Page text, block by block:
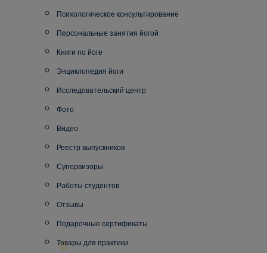
Психологическое консультирование
Персональные занятия йогой
Книги по йоге
Энциклопедия йоги
Исследовательский центр
Фото
Видео
Реестр выпускников
Супервизоры
Работы студентов
Отзывы
Подарочные сертификаты
Товары для практики